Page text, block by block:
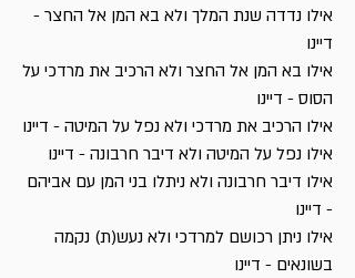
אילו נדדה שנת המלך ולא בא המן אל החצר -
דיינו
אילו בא המן אל החצר ולא הרכיב את מרדכי על
הסוס - דיינו
אילו הרכיב את מרדכי ולא נפל על המיטה - דיינו
אילו נפל על המיטה ולא דיבר חרבונה - דיינו
אילו דיבר חרבונה ולא ניתלו בני המן עם אביהם
- דיינו
אילו ניתן רכושם למרדכי ולא נעש(ת) נקמה
בשונאים - דיינו